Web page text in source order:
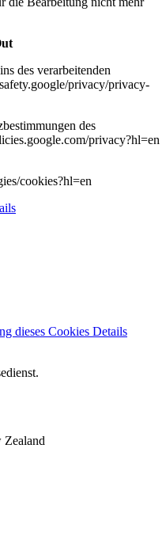
des verarbeitenden
privacy/privacy-
des
privacy?hl=en
cookies?hl=en
dieses Cookies Details
Zealand